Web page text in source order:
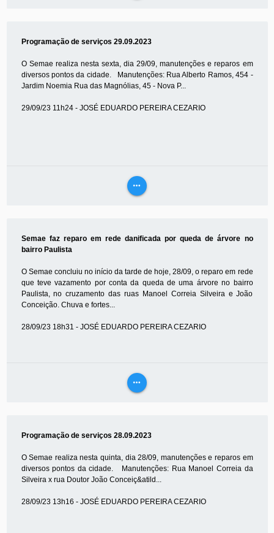
Programação de serviços 29.09.2023
O Semae realiza nesta sexta, dia 29/09, manutenções e reparos em
diversos pontos da cidade. Manutenções: Rua Alberto Ramos, 454 -
Jardim Noemia Rua das Magnólias, 45 - Nova P...
29/09/23 11h24 - JOSÉ EDUARDO PEREIRA CEZARIO
more_horiz
Semae faz reparo em rede danificada por queda de árvore no
bairro Paulista
O Semae concluiu no início da tarde de hoje, 28/09, o reparo em rede
que teve vazamento por conta da queda de uma árvore no bairro
Paulista, no cruzamento das ruas Manoel Correia Silveira e João
Conceição. Chuva e fortes...
28/09/23 18h31 - JOSÉ EDUARDO PEREIRA CEZARIO
more_horiz
Programação de serviços 28.09.2023
O Semae realiza nesta quinta, dia 28/09, manutenções e reparos em
diversos pontos da cidade. Manutenções: Rua Manoel Correia da
Silveira x rua Doutor João Conceiç&atild...
28/09/23 13h16 - JOSÉ EDUARDO PEREIRA CEZARIO